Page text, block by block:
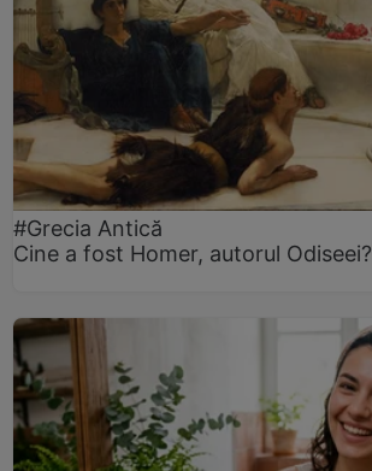
#Grecia Antică
Cine a fost Homer, autorul Odiseei?